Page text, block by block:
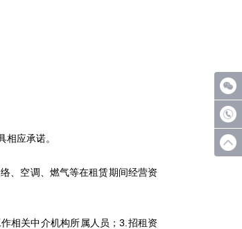
应承诺。
、空调、燃气等在租赁期间经营资
相关中介机构所属人员；3.招租资